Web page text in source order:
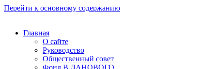
Перейти к основному содержанию
Главная
О сайте
Руководство
Общественный совет
Фонд В.ЛАНОВОГО